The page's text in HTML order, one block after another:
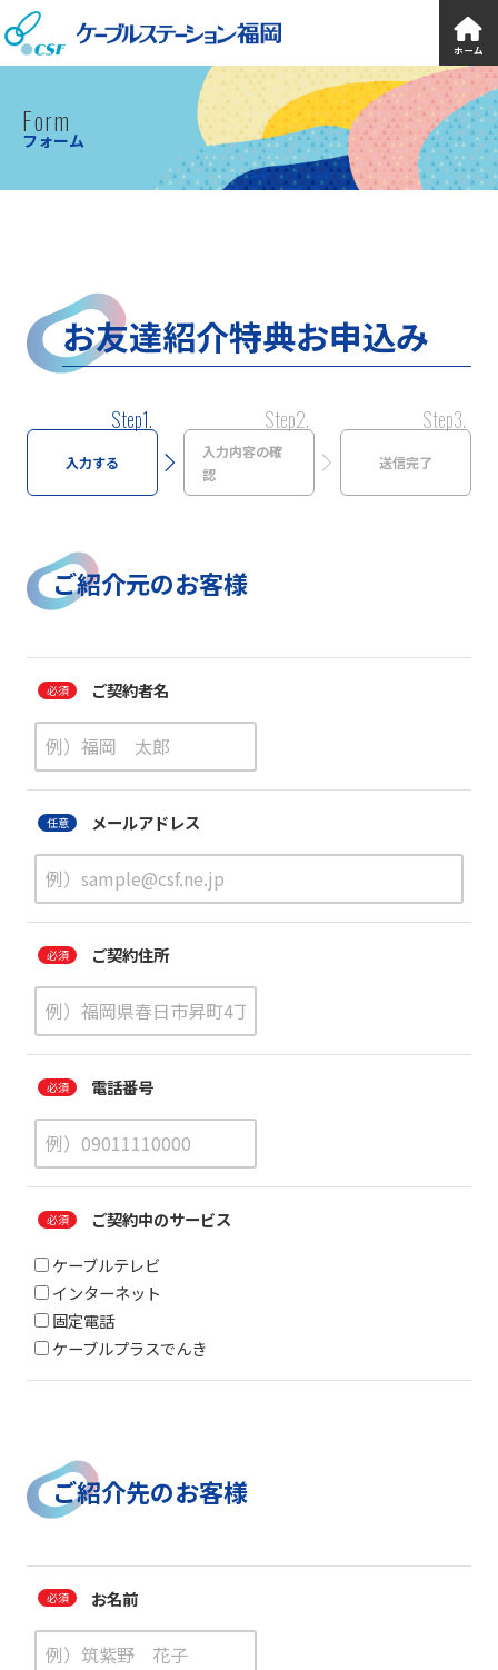
ケー
ホーム
Form
フォーム
お友達紹介特典お申込み
Step1.
入力する
Step2.
入力内容の確
認
Step3.
送信完了
ご紹介元のお客様
ご契約者名
メールアドレス
ご契約住所
電話番号
ご契約中のサービス
ケーブルテレビ
インターネット
固定電話
ケーブルプラスでんき
ご紹介先のお客様
お名前